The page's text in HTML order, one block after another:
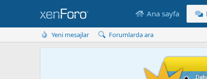
Ana sayfa
Yeni mesajlar Forumlarda ara